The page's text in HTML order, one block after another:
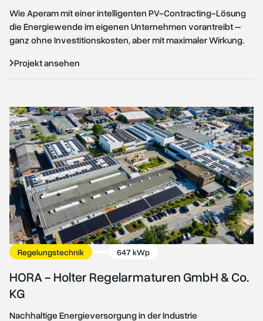
Wie Aperam mit einer intelligenten PV-Contracting-Lösung
die Energiewende im eigenen Unternehmen vorantreibt –
ganz ohne Investitionskosten, aber mit maximaler Wirkung.
Projekt ansehen
Regelungstechnik 647 kWp
HORA - Holter Regelarmaturen GmbH & Co.
KG
Nachhaltige Energieversorgung in der Industrie